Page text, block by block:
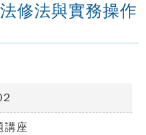
修法與實務操作
講座